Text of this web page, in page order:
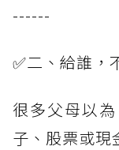
------
✅二、給誰，
很多父母以
子、股票或現